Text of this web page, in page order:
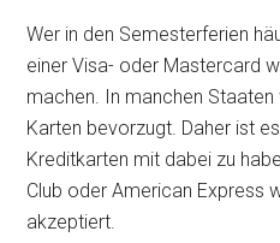
Wer in den Semesterferien
einer Visa- oder Mastercard
machen. In manchen
Karten bevorzugt. Daher ist
Kreditkarten mit dabei zu
Club oder American Express
akzeptiert.